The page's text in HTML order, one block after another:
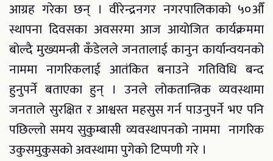
आग्रह गरेका छन् । वीरेन्द्रनगर नगरपालिकाको ५०औँ
स्थापना दिवसका अवसरमा आज आयोजित कार्यक्रममा
बोल्दै मुख्यमन्त्री कँडेलले जनतालाई कानुन कार्यान्वयनको
नाममा नागरिकलाई आतंकित बनाउने गतिविधि बन्द
हुनुपर्ने बताएका हुन् । उनले लोकतान्त्रिक व्यवस्थामा
जनताले सुरक्षित र आश्वस्त महसुस गर्न पाउनुपर्ने भए पनि
पछिल्लो समय सुकुम्बासी व्यवस्थापनको नाममा नागरिक
उकुसमुकुसको अवस्थामा पुगेको टिप्पणी गरे ।